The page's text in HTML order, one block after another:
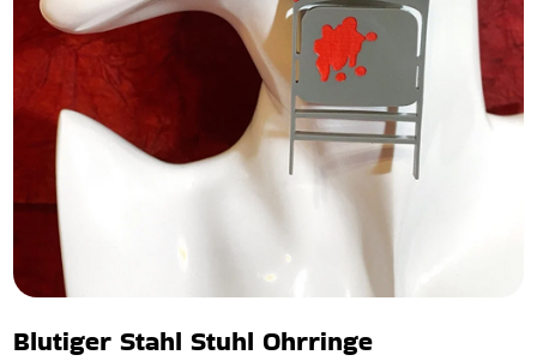
Blutiger Stahl Stuhl Ohrringe